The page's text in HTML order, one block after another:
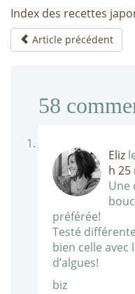
Index des recettes
Article précédent
58
Eliz
h 25
Une
préférée!
Testé
bien celle avec
d’algues!
biz